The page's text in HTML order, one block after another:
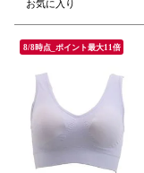
8/8時点_ポイント最大11倍